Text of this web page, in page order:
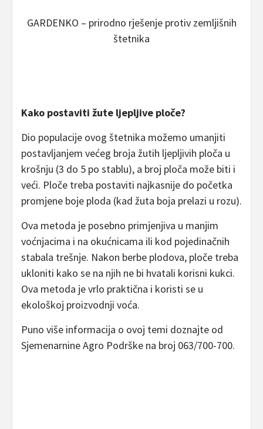
GARDENKO – prirodno rješenje protiv zemljišnih
štetnika
Kako postaviti žute ljepljive ploče?
Dio populacije ovog štetnika možemo umanjiti
postavljanjem većeg broja žutih ljepljivih ploča u
krošnju (3 do 5 po stablu), a broj ploča može biti i
veći. Ploče treba postaviti najkasnije do početka
promjene boje ploda (kad žuta boja prelazi u rozu).
Ova metoda je posebno primjenjiva u manjim
voćnjacima i na okućnicama ili kod pojedinačnih
stabala trešnje. Nakon berbe plodova, ploče treba
ukloniti kako se na njih ne bi hvatali korisni kukci.
Ova metoda je vrlo praktična i koristi se u
ekološkoj proizvodnji voća.
Puno više informacija o ovoj temi doznajte od
Sjemenarnine Agro Podrške na broj 063/700-700.